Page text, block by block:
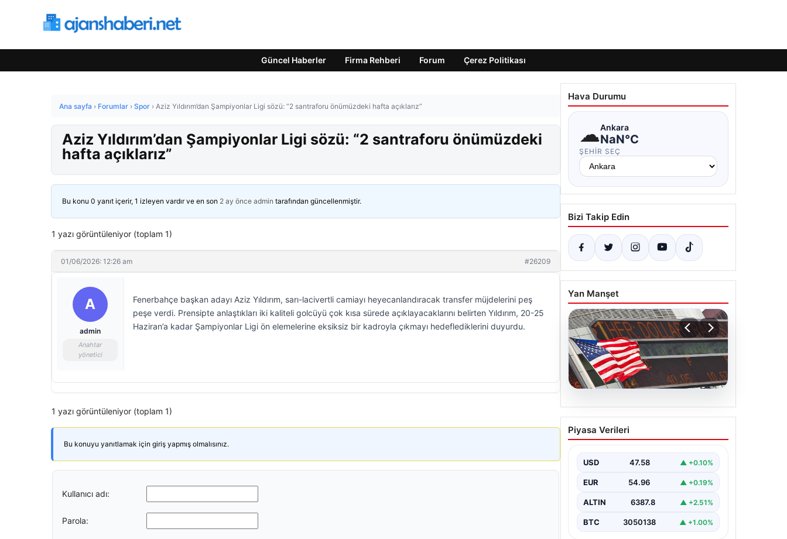
Güncel Haberler Firma Rehberi Forum Çerez Politikası
Ana sayfa › Forumlar › Spor › Aziz Yıldırım’dan Şampiyonlar Ligi sözü: “2 santraforu önümüzdeki hafta açıklarız”
Aziz Yıldırım’dan Şampiyonlar Ligi sözü: “2 santraforu önümüzdeki
hafta açıklarız”
Bu konu 0 yanıt içerir, 1 izleyen vardır ve en son 2 ay önce admin tarafından güncellenmiştir.
1 yazı görüntüleniyor (toplam 1)
01/06/2026: 12:26 am #26209
A
admin
Anahtar
yönetici
Fenerbahçe başkan adayı Aziz Yıldırım, sarı-lacivertli camiayı heyecanlandıracak transfer müjdelerini peş
peşe verdi. Prensipte anlaştıkları iki kaliteli golcüyü çok kısa sürede açıklayacaklarını belirten Yıldırım, 20-25
Haziran’a kadar Şampiyonlar Ligi ön elemelerine eksiksiz bir kadroyla çıkmayı hedeflediklerini duyurdu.
1 yazı görüntüleniyor (toplam 1)
Bu konuyu yanıtlamak için giriş yapmış olmalısınız.
Kullanıcı adı:
Parola:
Hava Durumu
☁Ankara
NaN°C
ŞEHIR SEÇ
Bizi Takip Edin
Yan Manşet
04.08.2026
FED faiz kararı ne zaman
açıklanacak? Nisan ayı
Piyasa Verileri
USD 47.58 ▲ +0.10%
EUR 54.96 ▲ +0.19%
ALTIN 6387.8 ▲ +2.51%
BTC 3050138 ▲ +1.00%